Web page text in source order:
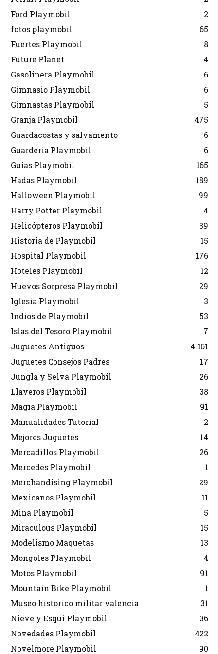
Ford Playmobil
2
fotos playmobil
65
Fuertes Playmobil
8
Future Planet
4
Gasolinera Playmobil
6
Gimnasio Playmobil
6
Gimnastas Playmobil
5
Granja Playmobil
475
Guardacostas y salvamento
6
Guardería Playmobil
6
Guías Playmobil
165
Hadas Playmobil
189
Halloween Playmobil
99
Harry Potter Playmobil
4
Helicópteros Playmobil
39
Historia de Playmobil
15
Hospital Playmobil
176
Hoteles Playmobil
12
Huevos Sorpresa Playmobil
29
Iglesia Playmobil
3
Indios de Playmobil
53
Islas del Tesoro Playmobil
7
Juguetes Antiguos
4.161
Juguetes Consejos Padres
17
Jungla y Selva Playmobil
26
Llaveros Playmobil
38
Magia Playmobil
91
Manualidades Tutorial
2
Mejores Juguetes
14
Mercadillos Playmobil
26
Mercedes Playmobil
1
Merchandising Playmobil
29
Mexicanos Playmobil
11
Mina Playmobil
5
Miraculous Playmobil
15
Modelismo Maquetas
13
Mongoles Playmobil
4
Motos Playmobil
91
Mountain Bike Playmobil
1
Museo historico militar valencia
31
Nieve y Esquí Playmobil
36
Novedades Playmobil
422
Novelmore Playmobil
90